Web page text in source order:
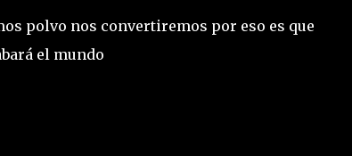
polvo nos convertiremos por eso es que
el mundo